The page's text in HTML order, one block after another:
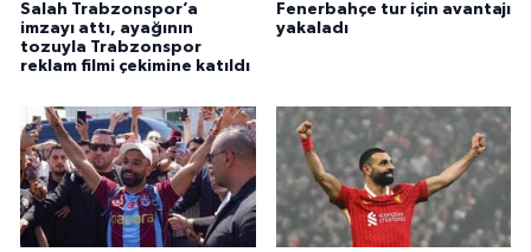
Salah Trabzonspor’a
imzayı attı, ayağının
tozuyla Trabzonspor
reklam filmi çekimine katıldı
Fenerbahçe tur için avantajı
yakaladı